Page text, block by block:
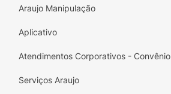
Araujo Manipulação
Aplicativo
Atendimentos Corporativos - Convênio
Serviços Araujo